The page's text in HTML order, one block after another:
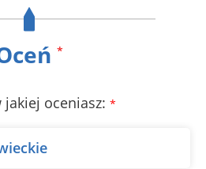
*
oceniasz: *